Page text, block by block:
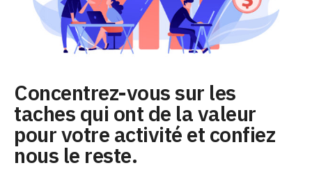
Concentrez-vous sur les
taches qui ont de la valeur
pour votre activité et confiez
nous le reste.